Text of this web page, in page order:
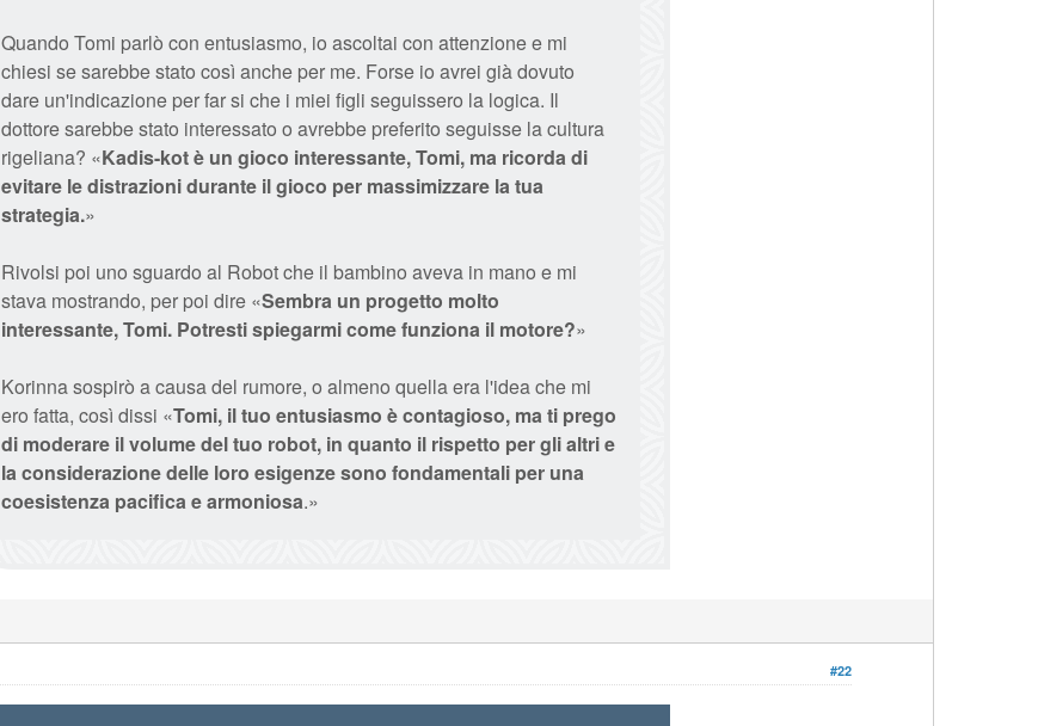
Quando Tomi parlò con entusiasmo, io ascoltai con attenzione e mi
chiesi se sarebbe stato così anche per me. Forse io avrei già dovuto
dare un'indicazione per far si che i miei figli seguissero la logica. Il
dottore sarebbe stato interessato o avrebbe preferito seguisse la cultura
rigeliana? «Kadis-kot è un gioco interessante, Tomi, ma ricorda di
evitare le distrazioni durante il gioco per massimizzare la tua
strategia.»
Rivolsi poi uno sguardo al Robot che il bambino aveva in mano e mi
stava mostrando, per poi dire «Sembra un progetto molto
interessante, Tomi. Potresti spiegarmi come funziona il motore?»
Korinna sospirò a causa del rumore, o almeno quella era l'idea che mi
ero fatta, così dissi «Tomi, il tuo entusiasmo è contagioso, ma ti prego
di moderare il volume del tuo robot, in quanto il rispetto per gli altri e
la considerazione delle loro esigenze sono fondamentali per una
coesistenza pacifica e armoniosa.»
#22